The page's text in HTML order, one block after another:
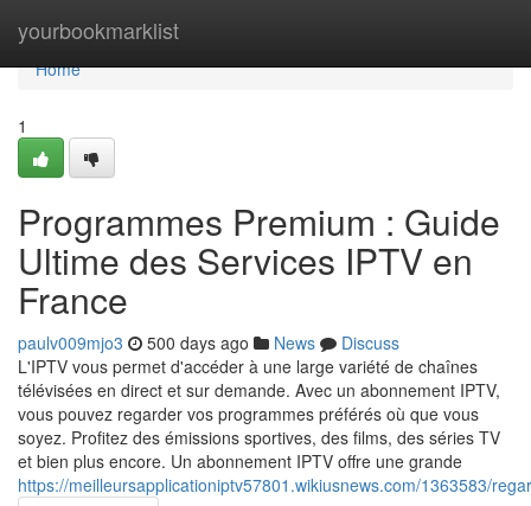
yourbookmarklist
Home
Home
1
Programmes Premium : Guide
Ultime des Services IPTV en
France
paulv009mjo3 500 days ago News
Discuss
L'IPTV vous permet d'accéder à une large variété de chaînes
télévisées en direct et sur demande. Avec un abonnement IPTV,
vous pouvez regarder vos programmes préférés où que vous
soyez. Profitez des émissions sportives, des films, des séries TV
et bien plus encore. Un abonnement IPTV offre une grande
https://meilleursapplicationiptv57801.wikiusnews.com/1363583/